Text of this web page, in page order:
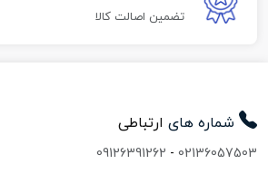
تضمین اصالت کالا
شماره های ارتباطی
02136057503
-
09126391262